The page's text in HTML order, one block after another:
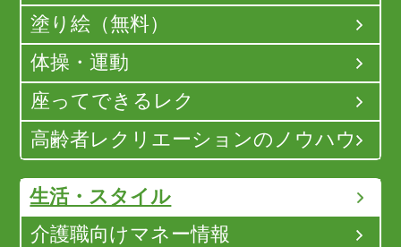
塗り絵（無料）
体操・運動
座ってできるレク
高齢者レクリエーションのノウハウ
生活・スタイル
介護職向けマネー情報